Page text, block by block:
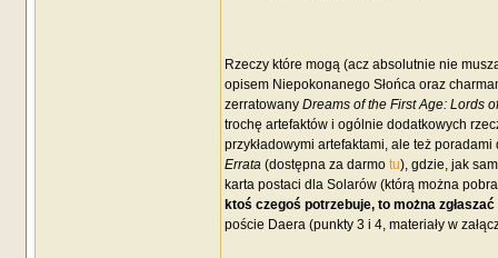
Rzeczy które mogą (acz absolutnie nie
opisem Niepokonanego Słońca oraz
zerratowany Dreams of the First Age: Lords
trochę artefaktów i ogólnie dodatkowych
przykładowymi artefaktami, ale też
Errata(dostępna za darmo tu), gdzie, jak
karta postaci dla Solarów (którą można
ktoś czegoś potrzebuje, to można
poście Daera (punkty 3 i 4, materiały w